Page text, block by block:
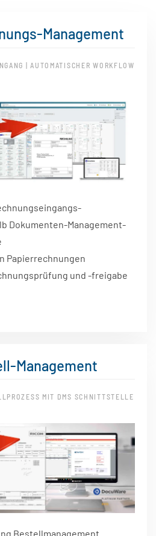
Management
| AUTOMATISCHER WORKFLOW
Dokumenten-Management-
Papierrechnungen
und -freigabe
Management
MIT DMS SCHNITTSTELLE
Bestellmanagement